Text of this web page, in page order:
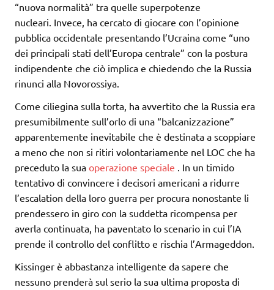
“nuova normalità” tra quelle superpotenze
nucleari. Invece, ha cercato di giocare con l’opinione
pubblica occidentale presentando l’Ucraina come “uno
dei principali stati dell’Europa centrale” con la postura
indipendente che ciò implica e chiedendo che la Russia
rinunci alla Novorossiya.
Come ciliegina sulla torta, ha avvertito che la Russia era
presumibilmente sull’orlo di una “balcanizzazione”
apparentemente inevitabile che è destinata a scoppiare
a meno che non si ritiri volontariamente nel LOC che ha
preceduto la sua operazione speciale . In un timido
tentativo di convincere i decisori americani a ridurre
l’escalation della loro guerra per procura nonostante li
prendessero in giro con la suddetta ricompensa per
averla continuata, ha paventato lo scenario in cui l’IA
prende il controllo del conflitto e rischia l’Armageddon.
Kissinger è abbastanza intelligente da sapere che
nessuno prenderà sul serio la sua ultima proposta di